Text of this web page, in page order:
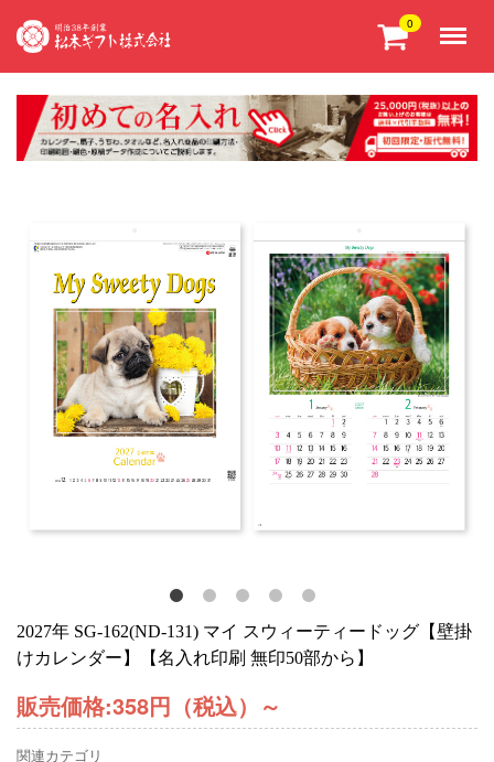
0
2027年 SG-162(ND-131) マイ スウィーティードッグ【壁掛
けカレンダー】【名入れ印刷 無印50部から】
販売価格:358円（税込） ～
関連カテゴリ